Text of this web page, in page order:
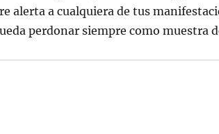
alerta a cualquiera de tus
perdonar siempre como muestra